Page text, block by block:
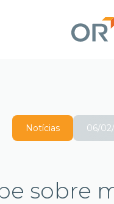
Notícias 06/
sobre